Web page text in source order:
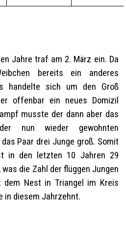
Jahre traf am 2. März ein. Da
bereits ein anderes
handelte sich um den Groß
offenbar ein neues Domizil
musste der dann aber das
nun wieder gewohnten
Paar drei Junge groß. Somit
in den letzten 10 Jahren 29
die Zahl der flüggen Jungen
Nest in Triangel im Kreis
in diesem Jahrzehnt.